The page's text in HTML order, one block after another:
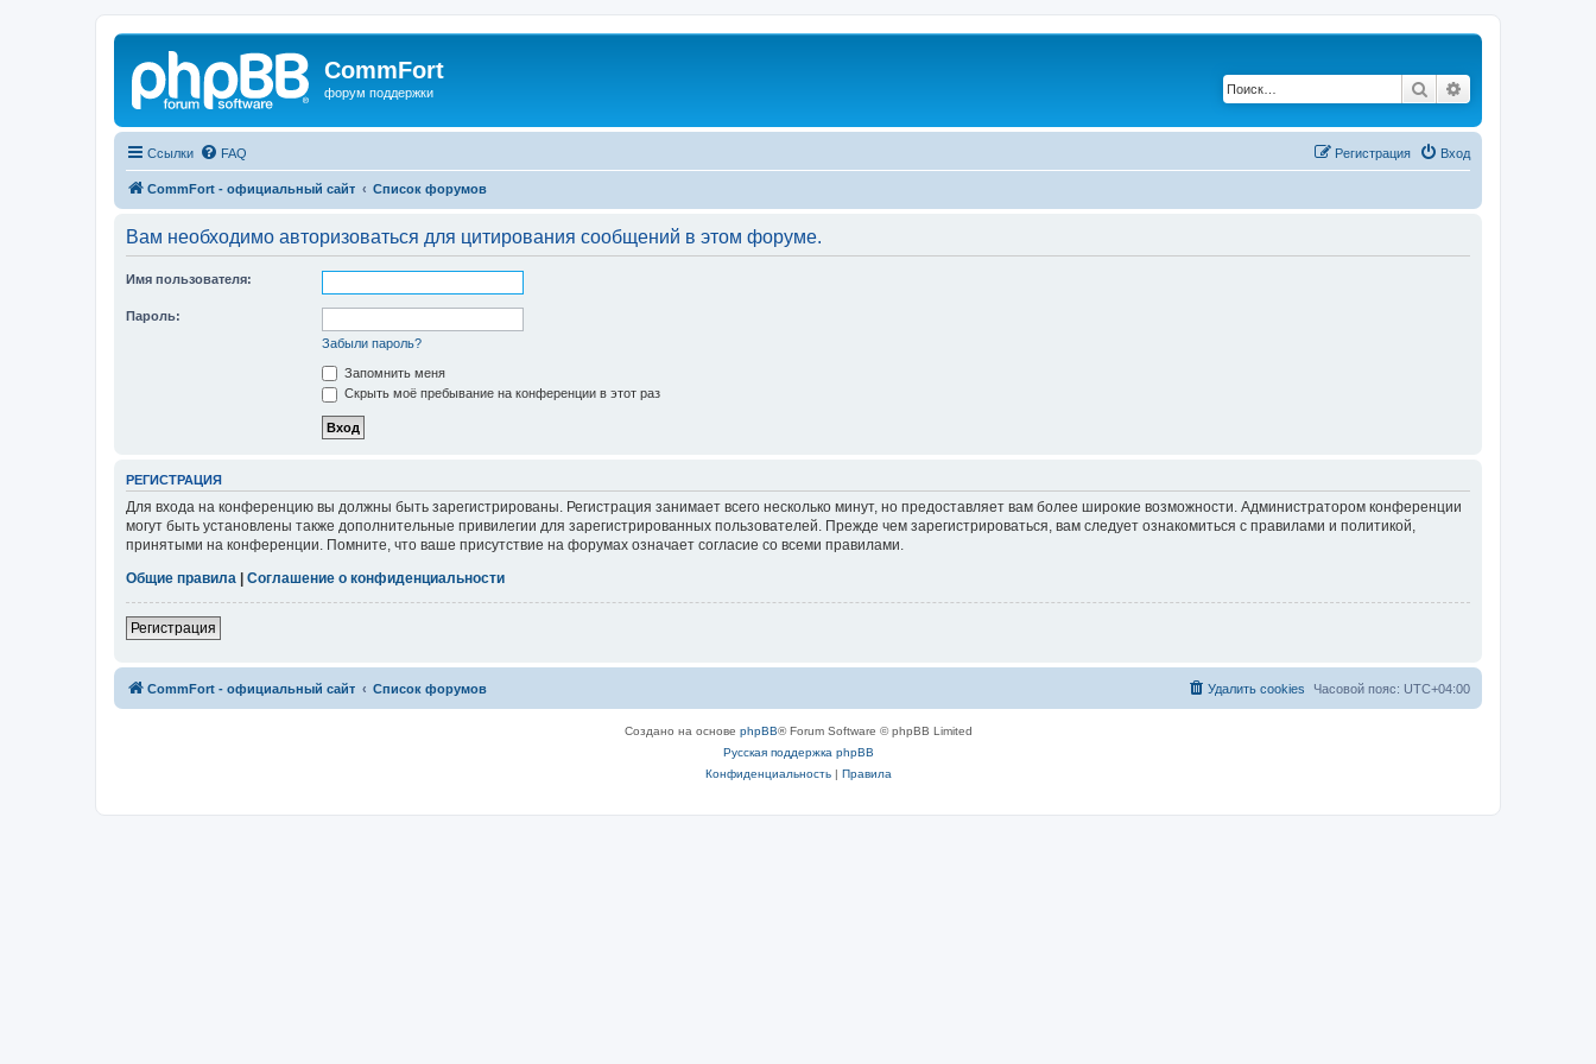
CommFort
форум поддержки Поиск
Ссылки FAQ Вход
Регистрация
CommFort - официальный сайт Список форумов
Вам необходимо авторизоваться для цитирования сообщений в этом форуме.
Имя пользователя:
Пароль:
Забыли пароль?
Запомнить меня
Скрыть моё пребывание на конференции в этот раз
РЕГИСТРАЦИЯ
Для входа на конференцию вы должны быть зарегистрированы. Регистрация занимает всего несколько минут, но предоставляет вам более широкие возможности. Администратором конференции
могут быть установлены также дополнительные привилегии для зарегистрированных пользователей. Прежде чем зарегистрироваться, вам следует ознакомиться с правилами и политикой,
принятыми на конференции. Помните, что ваше присутствие на форумах означает согласие со всеми правилами.
Общие правила
Соглашение о конфиденциальности
Регистрация
CommFort - официальный сайт Список форумов Часовой пояс: UTC+04:00
Удалить cookies
Создано на основе phpBB® Forum Software © phpBB Limited
Русская поддержка phpBB
Конфиденциальность| Правила